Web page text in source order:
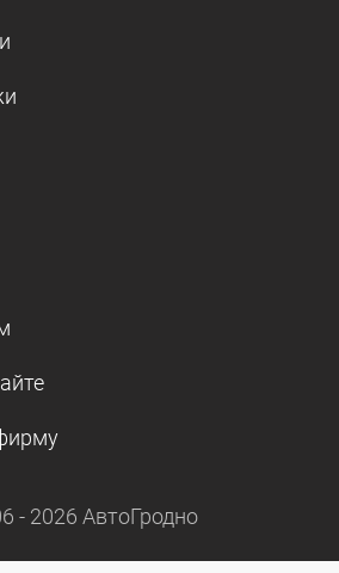
- 2026 АвтоГродно